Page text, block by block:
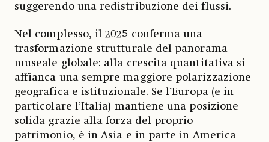
suggerendo una redistribuzione dei flussi.
Nel complesso, il 2025 conferma una
trasformazione strutturale del panorama
museale globale: alla crescita quantitativa si
affianca una sempre maggiore polarizzazione
geografica e istituzionale. Se l’Europa (e in
particolare l’Italia) mantiene una posizione
solida grazie alla forza del proprio
patrimonio, è in Asia e in parte in America